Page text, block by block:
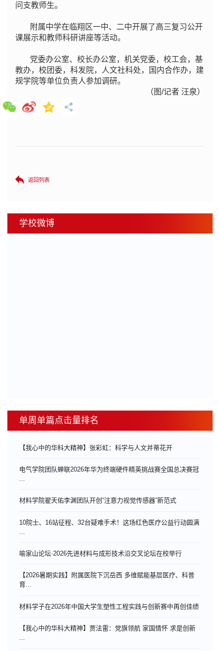
问支教师生。
附属中学在临翔区一中、二中开展了高三复习公开
课展示和教师科研讲座等活动。
党委办公室、校长办公室，机关党委，校工会，基
教办，校团委，科发院，人文社科处，国内合作办，建
规学院等单位负责人参加调研。
（图/记者 汪泉）
返回列表
学校微博
单周单篇点击量排名
【我心中的华科大精神】张彩虹：科学与人文并蒂花开
电气学院团队蝉联2026年华为终端硬件精英挑战赛全国总决赛冠
材料学院翟天佑李渊团队开创“注意力视觉传感器”新范式
10院士、16站征程、32台疑难手术！这场红色医疗公益行动圆满
喻家山论坛·2026先进材料与成形技术沿交叉论坛在校举行
【2026暑期实践】附属医院下沉岳西 多维赋能基层医疗、科普
育...
材料学子在2026年中国大学生塑性工程实践与创新赛中再创佳绩
【我心中的华科大精神】贾法雷：党旗领航 家国情怀 求是创新
...